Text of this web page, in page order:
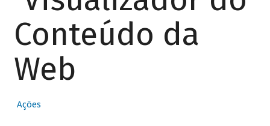
Conteúdo da
Web
Ações